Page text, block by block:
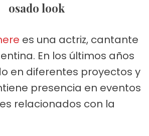
osado look
es una actriz, cantante
En los últimos años
en diferentes proyectos y
presencia en eventos
relacionados con la